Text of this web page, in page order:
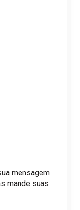
mensagem
mande suas